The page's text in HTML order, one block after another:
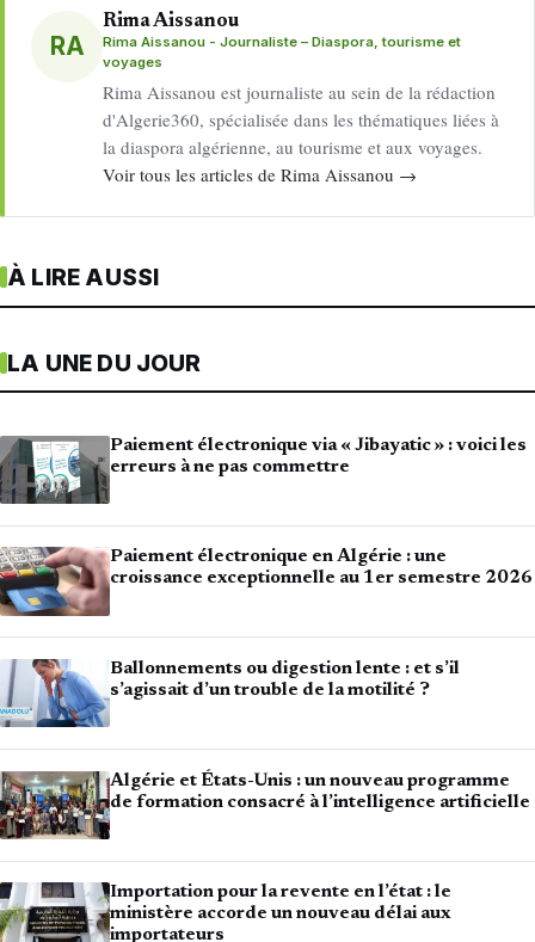
RA
Rima Aissanou
Rima Aissanou - Journaliste – Diaspora, tourisme et
voyages
Rima Aissanou est journaliste au sein de la rédaction
d'Algerie360, spécialisée dans les thématiques liées à
la diaspora algérienne, au tourisme et aux voyages.
Voir tous les articles de Rima Aissanou →
À LIRE AUSSI
LA UNE DU JOUR
Paiement électronique via « Jibayatic » : voici les
erreurs à ne pas commettre
Paiement électronique en Algérie : une
croissance exceptionnelle au 1er semestre 2026
Ballonnements ou digestion lente : et s’il
s’agissait d’un trouble de la motilité ?
Algérie et États-Unis : un nouveau programme
de formation consacré à l’intelligence artificielle
Importation pour la revente en l’état : le
ministère accorde un nouveau délai aux
importateurs